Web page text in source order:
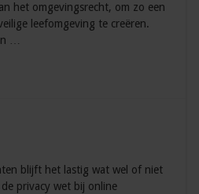
het omgevingsrecht, om zo een
leefomgeving te creëren.
…
blijft het lastig wat wel of niet
privacy wet bij online